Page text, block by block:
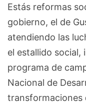
Estás reformas
gobierno, el de
atendiendo las
el estallido social,
programa de
Nacional de
transformaciones